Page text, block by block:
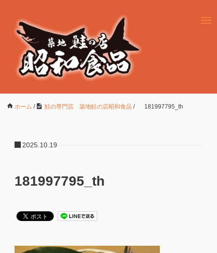
ホーム / 鮭の専門店 築地鮭の店昭和食品 / 181997795_th
2025.10.19
181997795_th